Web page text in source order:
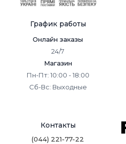
График работы
Онлайн заказы
24/7
Магазин
Пн-Пт: 10:00 - 18:00
Сб-Вс: Выходные
Контакты
(044) 221-77-22